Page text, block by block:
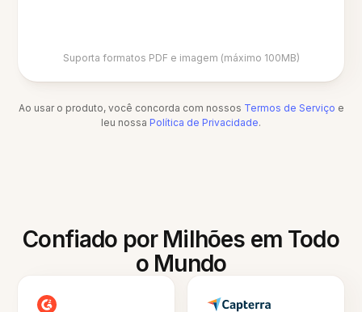
Suporta formatos PDF e imagem (máximo 100MB)
Ao usar o produto, você concorda com nossos Termos de Serviço e
leu nossa Política de Privacidade.
Confiado por Milhões em Todo
o Mundo